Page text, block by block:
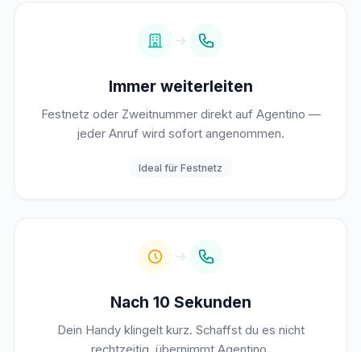
Immer weiterleiten
Festnetz oder Zweitnummer direkt auf Agentino —
jeder Anruf wird sofort angenommen.
Ideal für Festnetz
Nach 10 Sekunden
Dein Handy klingelt kurz. Schaffst du es nicht